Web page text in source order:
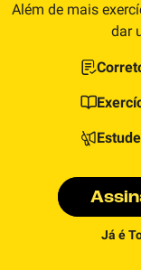
Além de mais
dar
Já é